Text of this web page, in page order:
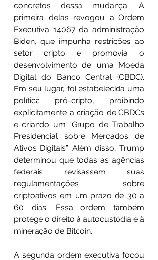
concretos dessa mudança. A
primeira delas revogou a Ordem
Executiva 14067 da administração
Biden, que impunha restrições ao
setor cripto e promovia o
desenvolvimento de uma Moeda
Digital do Banco Central (CBDC).
Em seu lugar, foi estabelecida uma
política pró-cripto, proibindo
explicitamente a criação de CBDCs
e criando um “Grupo de Trabalho
Presidencial sobre Mercados de
Ativos Digitais”. Além disso, Trump
determinou que todas as agências
federais revisassem suas
regulamentações sobre
criptoativos em um prazo de 30 a
60 dias. Essa ordem também
protege o direito à autocustódia e à
mineração de Bitcoin.
A segunda ordem executiva focou